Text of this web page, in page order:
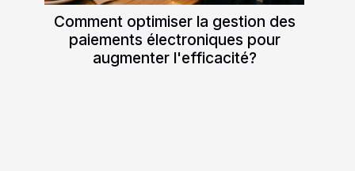
Comment optimiser la gestion des
paiements électroniques pour
augmenter l'efficacité?